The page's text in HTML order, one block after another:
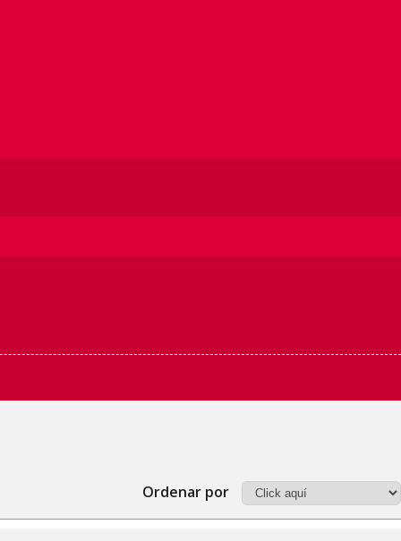
Ordenar por